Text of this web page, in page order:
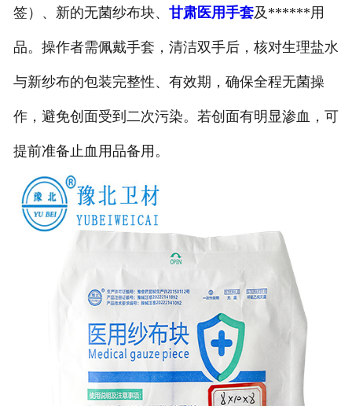
签）、新的无菌纱布块、 甘肃医用手套及******用
品。操作者需佩戴手套，清洁双手后，核对生理盐水
与新纱布的包装完整性、有效期，确保全程无菌操
作，避免创面受到二次污染。若创面有明显渗血，可
提前准备止血用品备用。